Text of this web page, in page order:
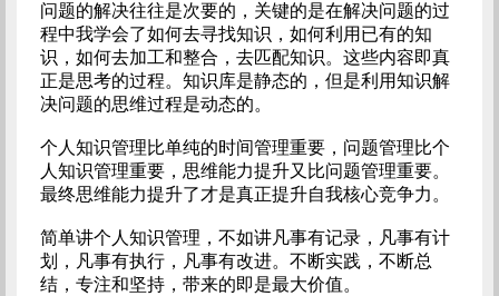
问题的解决往往是次要的，关键的是在解决问题的过
程中我学会了如何去寻找知识，如何利用已有的知
识，如何去加工和整合，去匹配知识。这些内容即真
正是思考的过程。知识库是静态的，但是利用知识解
决问题的思维过程是动态的。
个人知识管理比单纯的时间管理重要，问题管理比个
人知识管理重要，思维能力提升又比问题管理重要。
最终思维能力提升了才是真正提升自我核心竞争力。
简单讲个人知识管理，不如讲凡事有记录，凡事有计
划，凡事有执行，凡事有改进。不断实践，不断总
结，专注和坚持，带来的即是最大价值。